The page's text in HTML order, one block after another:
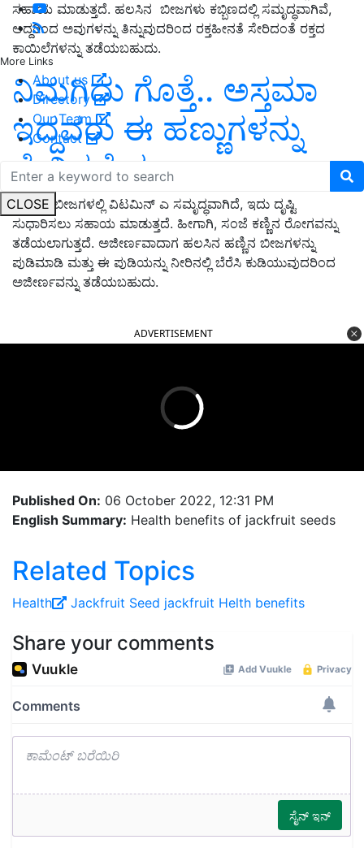
More Links
About us
Directory
Our Team
Contact
CLOSE
ಸಹಾಯ ಮಾಡುತ್ತದೆ. ಹಲಸಿನ ಬೀಜಗಳು ಕಬ್ಬಿಣದಲ್ಲಿ ಸಮೃದ್ಧವಾಗಿವೆ,
ಆದ್ದರಿಂದ ಅವುಗಳನ್ನು ತಿನ್ನುವುದರಿಂದ ರಕ್ತಹೀನತೆ ಸೇರಿದಂತೆ ರಕ್ತದ
ಕಾಯಿಲೆಗಳನ್ನು ತಡೆಯಬಹುದು.
ನಿಮಗಿದು ಗೊತ್ತೆ.. ಅಸ್ತಮಾ
ಇದ್ದವರು ಈ ಹಣ್ಣುಗಳನ್ನು
ಸೇವಿಸಬೇಕು
ಹಲಸಿನ ಬೀಜಗಳಲ್ಲಿ ವಿಟಮಿನ್ ಎ ಸಮೃದ್ಧವಾಗಿದೆ, ಇದು ದೃಷ್ಟಿ
ಸುಧಾರಿಸಲು ಸಹಾಯ ಮಾಡುತ್ತದೆ. ಹೀಗಾಗಿ, ಸಂಜೆ ಕಣ್ಣಿನ ರೋಗವನ್ನು
ತಡೆಯಲಾಗುತ್ತದೆ. ಅಜೀರ್ಣವಾದಾಗ ಹಲಸಿನ ಹಣ್ಣಿನ ಬೀಜಗಳನ್ನು
ಪುಡಿಮಾಡಿ ಮತ್ತು ಈ ಪುಡಿಯನ್ನು ನೀರಿನಲ್ಲಿ ಬೆರೆಸಿ ಕುಡಿಯುವುದರಿಂದ
ಅಜೀರ್ಣವನ್ನು ತಡೆಯಬಹುದು.
English Summary:Health benefits of jackfruit seeds
Related Topics
Health Jackfruit Seed jackfruit Helth benefits